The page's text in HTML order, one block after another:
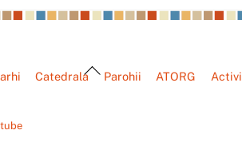
Back
Catedrala Parohii ATORG